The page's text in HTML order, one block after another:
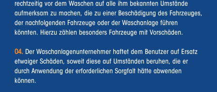
rechtzeitig vor dem Waschen auf alle ihm bekannten Umstände
aufmerksam zu machen, die zu einer Beschädigung des Fahrzeuges,
der nachfolgenden Fahrzeuge oder der Waschanlage führen
könnten. Hierzu zählen besonders Fahrzeuge mit Vorschäden.
04. Der Waschanlagenunternehmer haftet dem Benutzer auf Ersatz
etwaiger Schäden, soweit diese auf Umständen beruhen, die er
durch Anwendung der erforderlichen Sorgfalt hätte abwenden
können.